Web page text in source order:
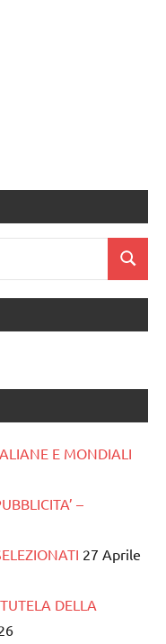
Cerca
E MONDIALI
–
27 Aprile
DELLA